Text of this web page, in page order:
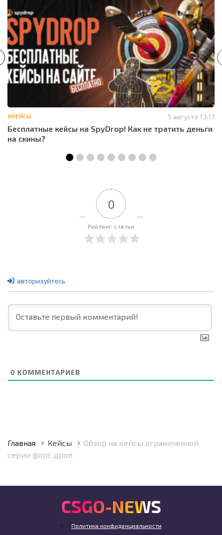
#КЕЙСЫ 5 августа 13:17
Бесплатные кейсы на SpyDrop! Как не тратить деньги
на скины?
0
Рейтинг статьи
авторизуйтесь
0 КОММЕНТАРИЕВ
Главная Кейсы
Обзор на кейсы ограниченной
серии форс дроп
CSGO-NEWS
Политика конфиденциальности